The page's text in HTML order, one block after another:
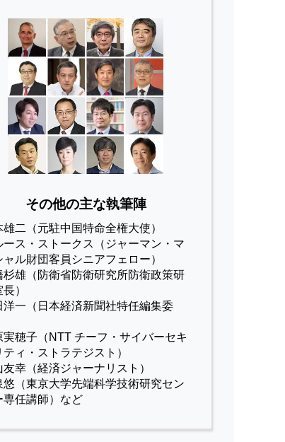
その他の主な執筆陣
雄二（元駐中国特命全権大使）
ース・ストークス（ジャーマン・マ
ャル財団客員シニアフェロー）
杉雄（防衛省防衛研究所防衛政策研
）
洋一（日本経済新聞社特任編集委
実穂子（NTT チーフ・サイバーセキ
ティ・ストラテジスト）
友幸（経済ジャーナリスト）
悠（東京大学先端科学技術研究セン
専任講師）など